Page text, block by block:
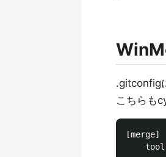
.gitconfig
こちらも
[merge]